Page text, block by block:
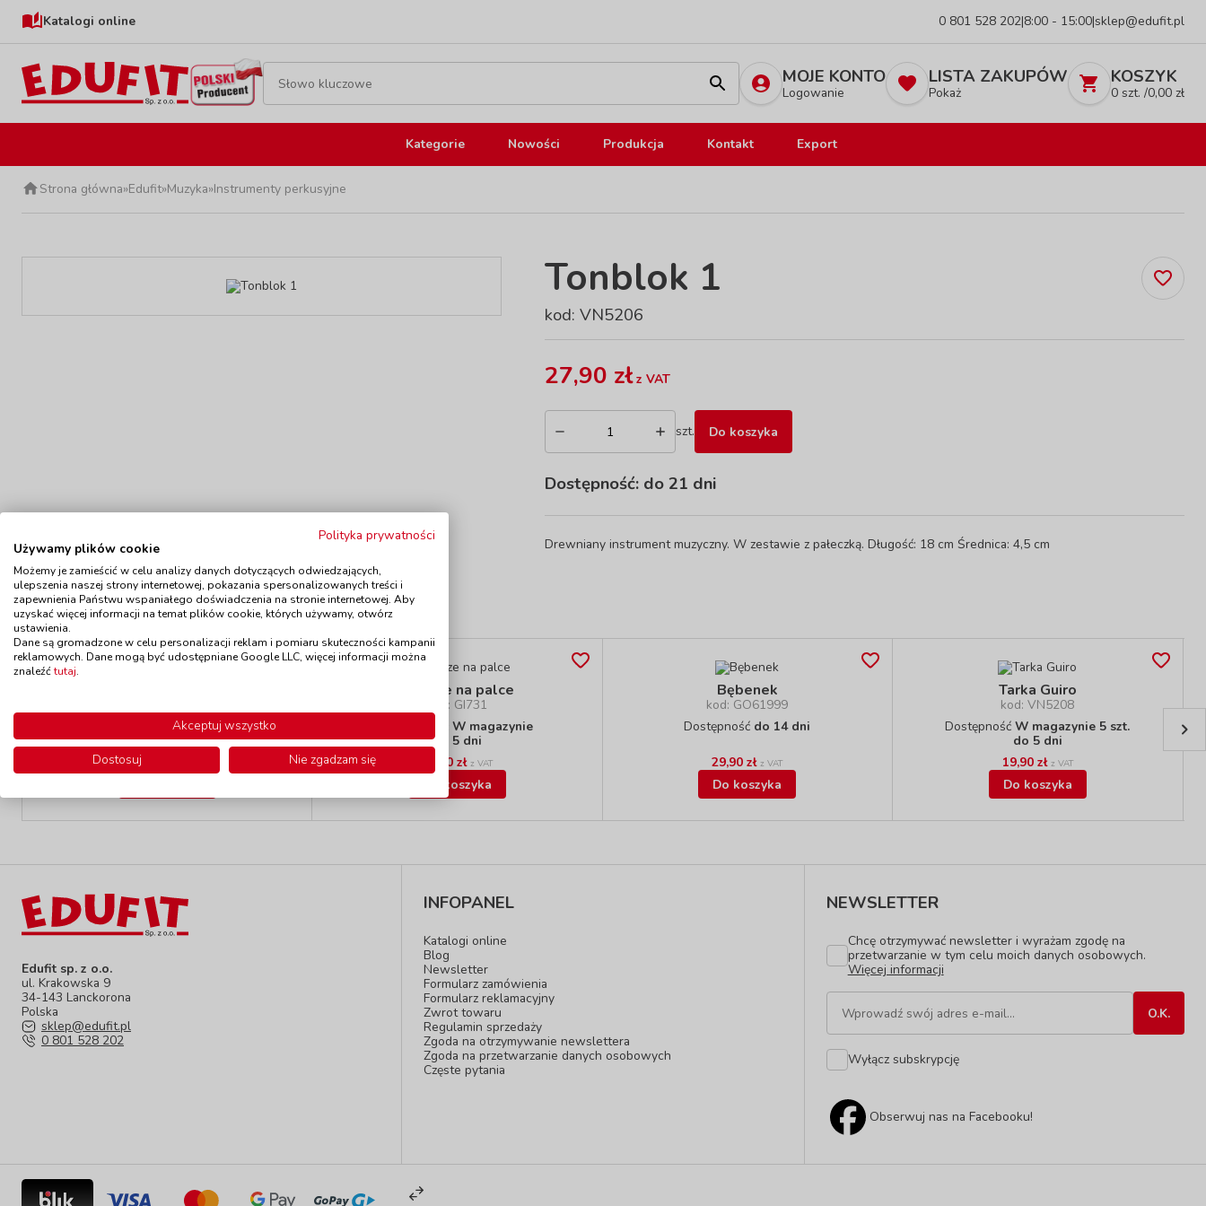
Katalogi online 0 801 528 202|8:00 - 15:00|sklep@edufit.pl
MOJE KONTO
Logowanie
LISTA ZAKUPÓW
Pokaż
KOSZYK
0 szt. /0,00 zł
Kategorie Nowości Produkcja Kontakt Export
Strona główna»Edufit»Muzyka»Instrumenty perkusyjne
Tonblok 1
kod: VN5206
27,90 złz VAT
szt. Do koszyka
Dostępność: do 21 dni
Drewniany instrument muzyczny. W zestawie z pałeczką. Długość: 18 cm Średnica: 4,5 cm
Polecamy
W magazynie 3 szt.
do 5 dni
109,00 zł
Talerze na palce
kod: GI731
W magazynie
do 5 dni
31,90 zł z VAT
Do koszyka
Bębenek
kod: GO61999
Dostępność do 14 dni
29,90 zł z VAT
Do koszyka
Tarka Guiro
kod: VN5208
DostępnośćW magazynie 5 szt.
do 5 dni
19,90 zł z VAT
Do koszyka
Edufit sp. z o.o.
ul. Krakowska 9
34-143 Lanckorona
Polska
sklep@edufit.pl
0 801 528 202
INFOPANEL
Katalogi online
Blog
Newsletter
Formularz zamówienia
Formularz reklamacyjny
Zwrot towaru
Regulamin sprzedaży
Zgoda na otrzymywanie newslettera
Zgoda na przetwarzanie danych osobowych
Częste pytania
NEWSLETTER
Chcę otrzymywać newsletter i wyrażam zgodę na
przetwarzanie w tym celu moich danych osobowych.
Więcej informacji
Wyłącz subskrypcję
Obserwuj nas na Facebooku!
Polityka prywatności
Używamy plików cookie
Możemy je zamieścić w celu analizy danych dotyczących odwiedzających,
ulepszenia naszej strony internetowej, pokazania spersonalizowanych treści i
zapewnienia Państwu wspaniałego doświadczenia na stronie internetowej. Aby
uzyskać więcej informacji na temat plików cookie, których używamy, otwórz
ustawienia.
Dane są gromadzone w celu personalizacji reklam i pomiaru skuteczności kampanii
reklamowych. Dane mogą być udostępniane Google LLC, więcej informacji można
znaleźćtutaj.
Akceptuj wszystko
Dostosuj
Nie zgadzam się